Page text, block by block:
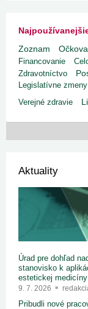
Zoznam
Financovanie
Zdravotníctvo
Legislatívne zmeny
Verejné zdravie
Aktuality
Úrad pre dohľad
stanovisko k
estetickej medicíny
9. 7. 2026
Pribudli nové